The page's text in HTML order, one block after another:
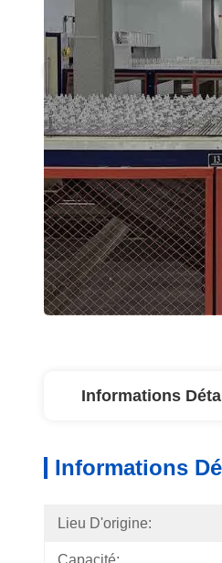
Informations
Informations
Lieu D'origine:
Capacité: